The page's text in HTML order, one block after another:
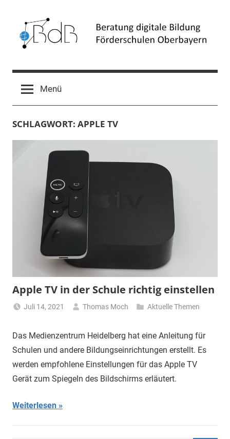
springen
Beratung
digitale
Bildung
(BdB)
Menü
SCHLAGWORT: APPLE TV
Apple TV in der Schule richtig einstellen
Juli 14, 2021 Thomas Moch Aktuelle Themen
Das Medienzentrum Heidelberg hat eine Anleitung für
Schulen und andere Bildungseinrichtungen erstellt. Es
werden empfohlene Einstellungen für das Apple TV
Gerät zum Spiegeln des Bildschirms erläutert.
Weiterlesen